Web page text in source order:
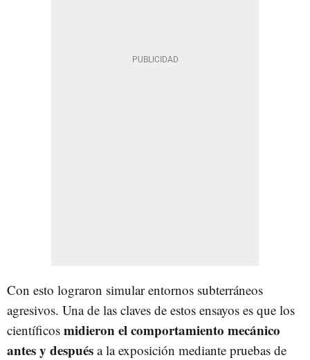
Con esto lograron simular entornos subterráneos
agresivos. Una de las claves de estos ensayos es que los
científicos midieron el comportamiento mecánico
antes y después a la exposición mediante pruebas de